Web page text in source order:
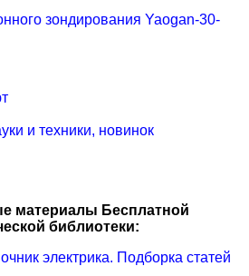
зондирования Yaogan-30-
и техники, новинок
материалы Бесплатной
библиотеки:
электрика. Подборка статей